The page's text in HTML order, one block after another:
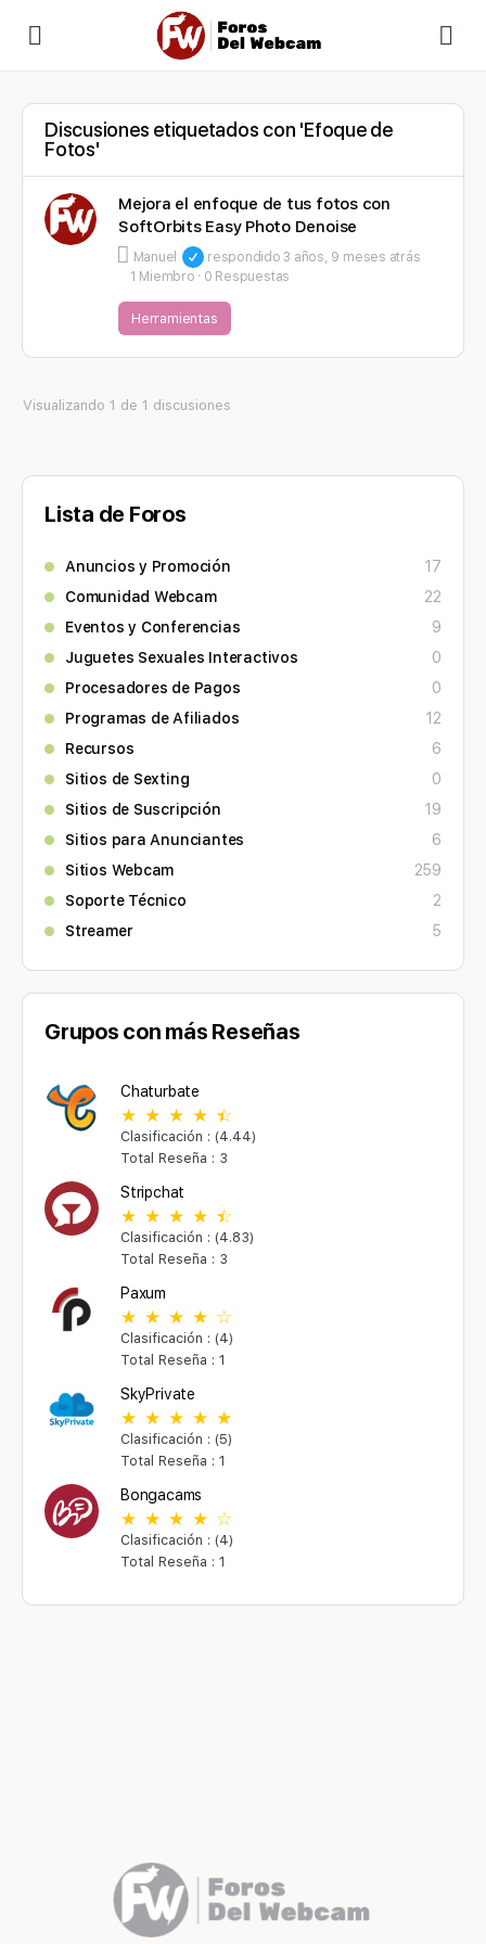
Discusiones etiquetados con 'Efoque de
Fotos'
Mejora el enfoque de tus fotos con
SoftOrbits Easy Photo Denoise
Manuel respondido3 años, 9 meses atrás
1 Miembro · 0 Respuestas
Herramientas
Visualizando 1 de 1 discusiones
Lista de Foros
Anuncios y Promoción
17
Comunidad Webcam
22
Eventos y Conferencias
9
Juguetes Sexuales Interactivos
0
Procesadores de Pagos
0
Programas de Afiliados
12
Recursos
6
Sitios de Sexting
0
Sitios de Suscripción
19
Sitios para Anunciantes
6
Sitios Webcam
259
Soporte Técnico
2
Streamer
5
Grupos con más Reseñas
Chaturbate
Clasificación : (4.44)
Total Reseña : 3
Stripchat
Clasificación : (4.83)
Total Reseña : 3
Paxum
Clasificación : (4)
Total Reseña : 1
SkyPrivate
Clasificación : (5)
Total Reseña : 1
Bongacams
Clasificación : (4)
Total Reseña : 1